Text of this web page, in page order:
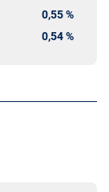
0,55 %
0,54 %